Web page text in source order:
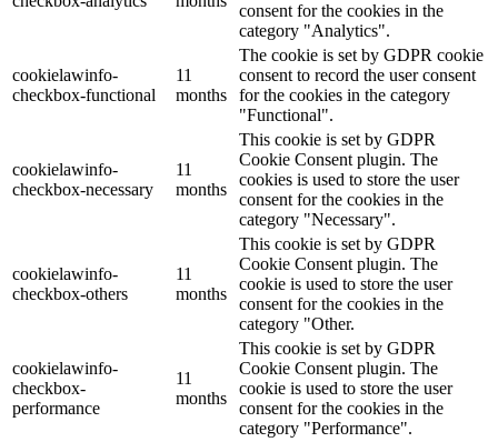
consent for the cookies in the
category "Analytics".
cookielawinfo-
checkbox-functional
11
months
The cookie is set by GDPR cookie
consent to record the user consent
for the cookies in the category
"Functional".
cookielawinfo-
checkbox-necessary
11
months
This cookie is set by GDPR
Cookie Consent plugin. The
cookies is used to store the user
consent for the cookies in the
category "Necessary".
cookielawinfo-
checkbox-others
11
months
This cookie is set by GDPR
Cookie Consent plugin. The
cookie is used to store the user
consent for the cookies in the
category "Other.
cookielawinfo-
checkbox-
performance
11
months
This cookie is set by GDPR
Cookie Consent plugin. The
cookie is used to store the user
consent for the cookies in the
category "Performance".